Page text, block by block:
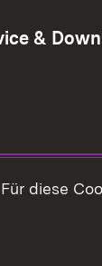
&
diese